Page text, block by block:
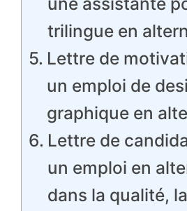
trilingue en
Lettre de
un emploi de
graphique en
Lettre de
un emploi en
dans la qualité,